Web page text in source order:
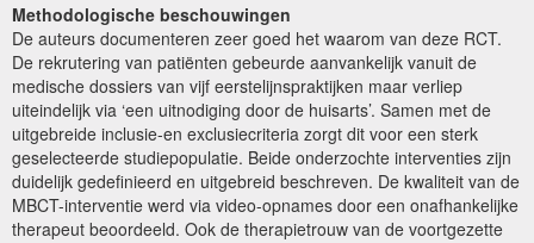
Methodologische beschouwingen
De auteurs documenteren zeer goed het waarom van deze RCT.
De rekrutering van patiënten gebeurde aanvankelijk vanuit de
medische dossiers van vijf eerstelijnspraktijken maar verliep
uiteindelijk via ‘een uitnodiging door de huisarts’. Samen met de
uitgebreide inclusie-en exclusiecriteria zorgt dit voor een sterk
geselecteerde studiepopulatie. Beide onderzochte interventies zijn
duidelijk gedefinieerd en uitgebreid beschreven. De kwaliteit van de
MBCT-interventie werd via video-opnames door een onafhankelijke
therapeut beoordeeld. Ook de therapietrouw van de voortgezette